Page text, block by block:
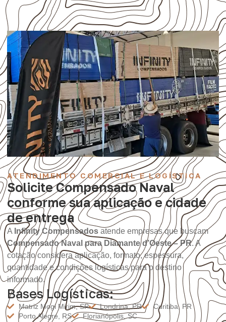
ATENDIMENTO COMERCIAL E LOGÍSTICA
Solicite Compensado Naval
conforme sua aplicação e cidade
de entrega
A Infinity Compensados atende empresas que buscam
Compensado Naval para Diamante d’Oeste – PR. A
cotação considera aplicação, formato, espessura,
quantidade e condições logísticas para o destino
informado.
Bases Logísticas:
Matriz Mogi Mirim, SP Londrina, PR
Curitiba, PR
Porto Alegre, RS
Florianópolis, SC